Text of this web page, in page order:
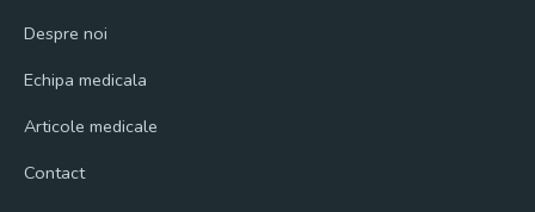
Despre noi
Echipa medicala
Articole medicale
Contact